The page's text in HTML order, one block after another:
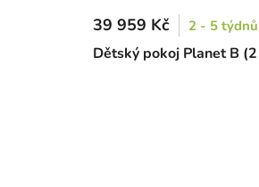
Dětský pokoj Planet B
39 959 Kč 2 - 5 týdnů